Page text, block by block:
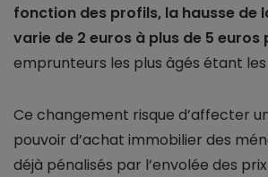
fonction des profils, la hausse de
varie de 2 euros à plus de 5 euros
emprunteurs les plus âgés étant
Ce changement risque d’affecter
pouvoir d’achat immobilier des
déjà pénalisés par l’envolée des